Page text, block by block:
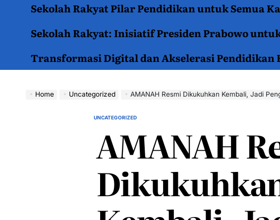
Sekolah Rakyat Pilar Pendidikan untuk Semua
Sekolah Rakyat: Inisiatif Presiden Prabowo
Transformasi Digital dan Akselerasi Pendidikan
Home Uncategorized AMANAH Resmi Dikukuhkan Kembali, Jadi Penggerak Utama
POSTED
UNCATEGORIZED
AMANAH